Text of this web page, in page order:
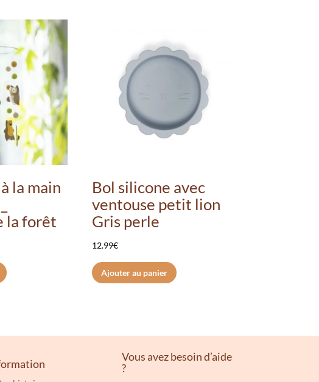
la main
la forêt
Bol silicone avec
ventouse petit lion
Gris perle
12.99€
Ajouter au panier
Vous avez besoin d’aide
?